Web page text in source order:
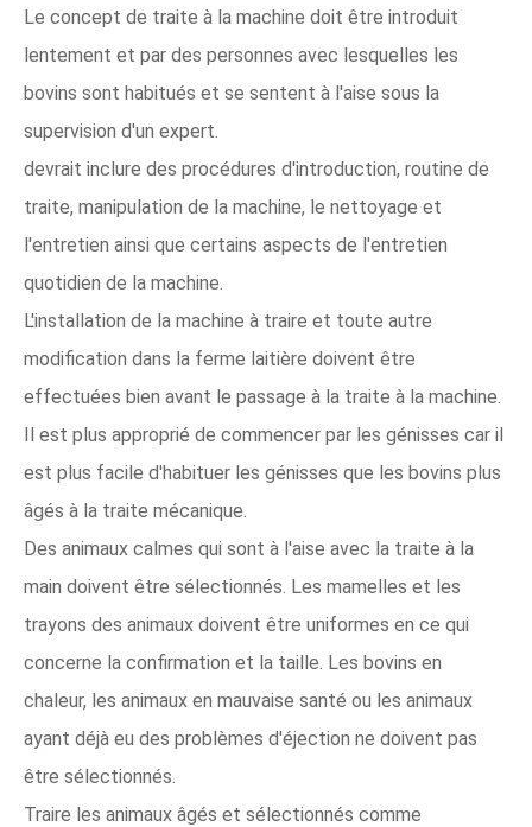
Le concept de traite à la machine doit être introduit
lentement et par des personnes avec lesquelles les
bovins sont habitués et se sentent à l'aise sous la
supervision d'un expert.
devrait inclure des procédures d'introduction, routine de
traite, manipulation de la machine, le nettoyage et
l'entretien ainsi que certains aspects de l'entretien
quotidien de la machine.
L'installation de la machine à traire et toute autre
modification dans la ferme laitière doivent être
effectuées bien avant le passage à la traite à la machine.
Il est plus approprié de commencer par les génisses car il
est plus facile d'habituer les génisses que les bovins plus
âgés à la traite mécanique.
Des animaux calmes qui sont à l'aise avec la traite à la
main doivent être sélectionnés. Les mamelles et les
trayons des animaux doivent être uniformes en ce qui
concerne la confirmation et la taille. Les bovins en
chaleur, les animaux en mauvaise santé ou les animaux
ayant déjà eu des problèmes d'éjection ne doivent pas
être sélectionnés.
Traire les animaux âgés et sélectionnés comme